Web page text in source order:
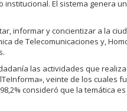
El sistema genera
informar y concientizar a la
de Telecomunicaciones y,
las actividades que
veinte de los cuales
consideró que la temática